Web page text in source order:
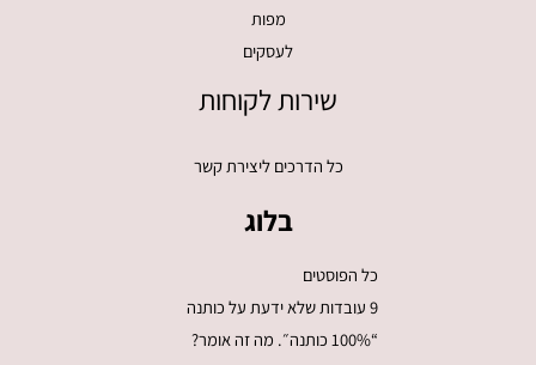
מפות
לעסקים
שירות לקוחות
כל הדרכים ליצירת קשר
בלוג
כל הפוסטים
9 עובדות שלא ידעת על כותנה
“100% כותנה״. מה זה אומר?